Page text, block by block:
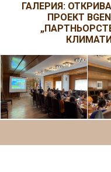
ГАЛЕРИЯ:
ПРОЕКТ